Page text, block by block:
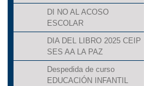
DI NO AL ACOSO
ESCOLAR
DIA DEL LIBRO 2025 CEIP
SES AA LA PAZ
Despedida de curso
EDUCACIÓN INFANTIL